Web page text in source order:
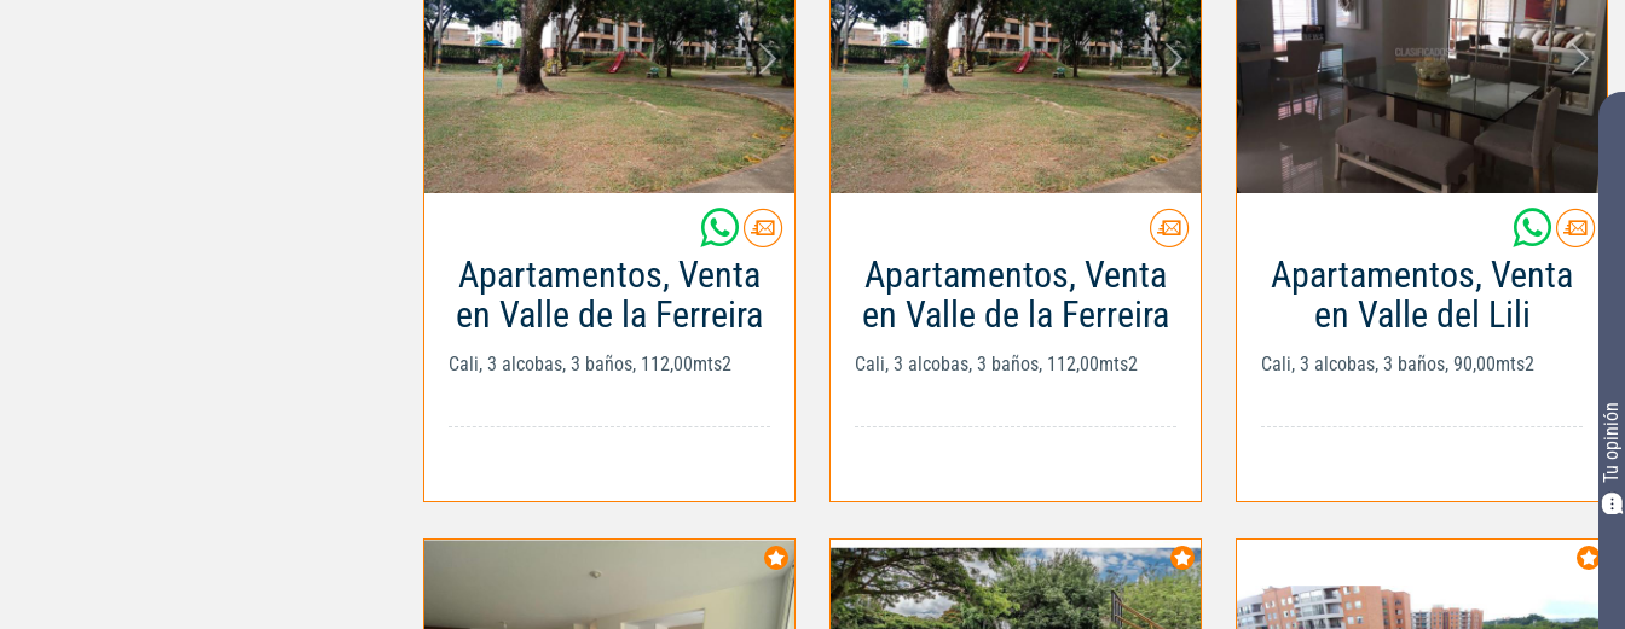
Tu opinión
Apartamentos, Venta
en Valle de la Ferreira
Cali, 3 alcobas, 3 baños, 112,00mts2
Apartamentos, Venta
en Valle de la Ferreira
Cali, 3 alcobas, 3 baños, 112,00mts2
Apartamentos, Venta
en Valle del Lili
Cali, 3 alcobas, 3 baños, 90,00mts2